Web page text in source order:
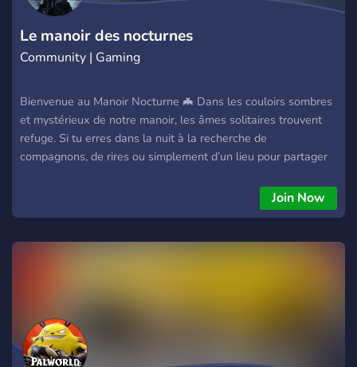
Le manoir des nocturnes
Community | Gaming
Bienvenue au Manoir Nocturne 🦇 Dans les couloirs sombres
et mystérieux de notre manoir, les âmes solitaires trouvent
refuge. Si tu erres dans la nuit à la recherche de
compagnons, de rires ou simplement d’un lieu pour partager
manoir offre une expérience unique : La Bibliothèque des
Murmures 📖 : Lis, partage et découvre des histoires avec
la musique, partage tes playlists et laisse les notes enchanter
liens avec ceux qui hantent le manoir. Ici, personne n’est seul.
Que tu sois un vieux fantôme solitaire ou un jeune esprit
curieux, les portes du manoir t’accueillent. Rejoins-nous, et
Join Now